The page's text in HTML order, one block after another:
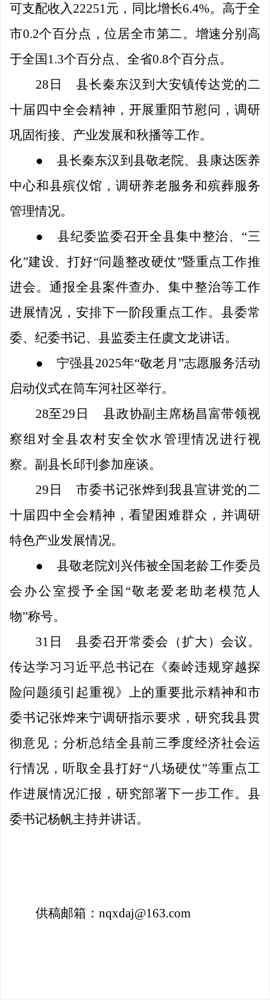
可支配收入22251元，同比增长6.4%。高于全
市0.2个百分点，位居全市第二。增速分别高
于全国1.3个百分点、全省0.8个百分点。
28日
县长秦东汉到大安镇传达党的二
十届四中全会精神，开展重阳节慰问，调研
巩固衔接、产业发展和秋播等工作。
●
县长秦东汉到县敬老院、县康达医养
中心和县殡仪馆，调研养老服务和殡葬服务
管理情况。
●
县纪委监委召开全县集中整治、 “三
化”建设、打好“问题整改硬仗”暨重点工作推
进会。通报全县案件查办、集中整治等工作
进展情况，安排下一阶段重点工作。县委常
委、纪委书记、县监委主任虞文龙讲话。
●
宁强县2025年“敬老月”志愿服务活动
启动仪式在筒车河社区举行。
28至29日
县政协副主席杨昌富带领视
察组对全县农村安全饮水管理情况进行视
察。副县长邱刊参加座谈。
29日
市委书记张烨到我县宣讲党的二
十届四中全会精神，看望困难群众，并调研
特色产业发展情况。
●
县敬老院刘兴伟被全国老龄工作委员
会办公室授予全国 “敬老爱老助老模范人
物”称号。
31日
县委召开常委会（扩大）会议。
传达学习习近平总书记在《秦岭违规穿越探
险问题须引起重视》上的重要批示精神和市
委书记张烨来宁调研指示要求，研究我县贯
彻意见；分析总结全县前三季度经济社会运
行情况，听取全县打好“八场硬仗”等重点工
作进展情况汇报，研究部署下一步工作。县
委书记杨帆主持并讲话。
供稿邮箱： nqxdaj@163.com